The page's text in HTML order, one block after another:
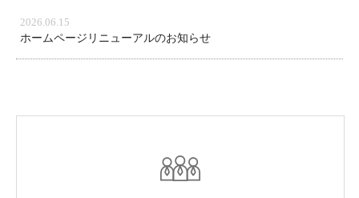
2026.06.15
ホームページリニューアルのお知らせ